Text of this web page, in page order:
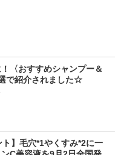
〈おすすめシャンプー＆
で紹介されました☆
ト】毛穴*1やくすみ*2に一